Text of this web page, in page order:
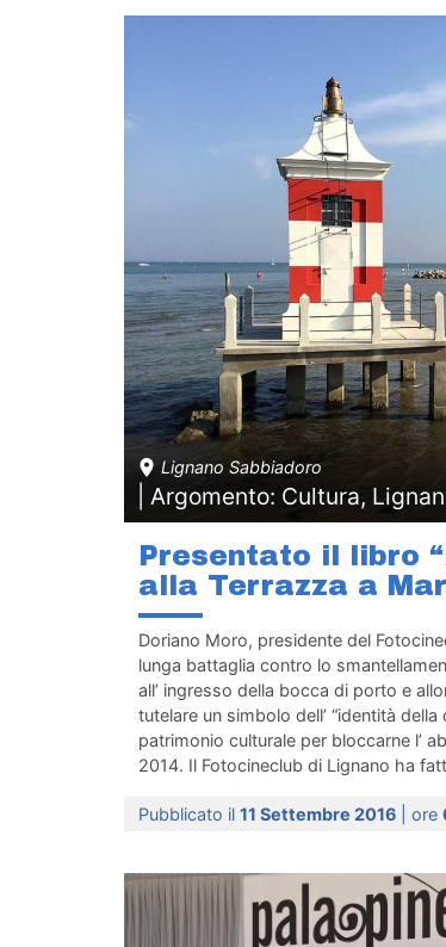
Lignano Sabbiadoro
| Argomento: Cultura,
Presentato il libro
alla Terrazza a
Doriano Moro, presidente del
lunga battaglia contro lo
all’ ingresso della bocca di porto e
tutelare un simbolo dell’ “identità
patrimonio culturale per bloccarne l’
2014. Il Fotocineclub di Lignano ha
Pubblicato il 11 Settembre 2016 | ore